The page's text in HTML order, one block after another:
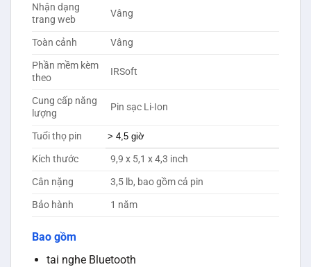
Nhận dạng
trang web
Vâng
Toàn cảnh
Vâng
Phần mềm kèm
theo
IRSoft
Cung cấp năng
lượng
Pin sạc Li-Ion
Tuổi thọ pin > 4,5 giờ
Kích thước
9,9 x 5,1 x 4,3 inch
Cân nặng
3,5 lb, bao gồm cả pin
Bảo hành
1 năm
Bao gồm
tai nghe Bluetooth